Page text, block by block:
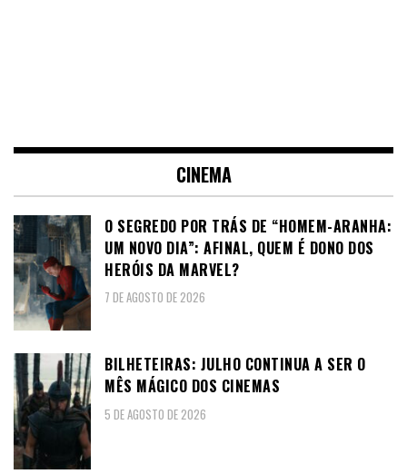
CINEMA
O SEGREDO POR TRÁS DE “HOMEM-ARANHA:
UM NOVO DIA”: AFINAL, QUEM É DONO DOS
HERÓIS DA MARVEL?
7 DE AGOSTO DE 2026
BILHETEIRAS: JULHO CONTINUA A SER O
MÊS MÁGICO DOS CINEMAS
5 DE AGOSTO DE 2026